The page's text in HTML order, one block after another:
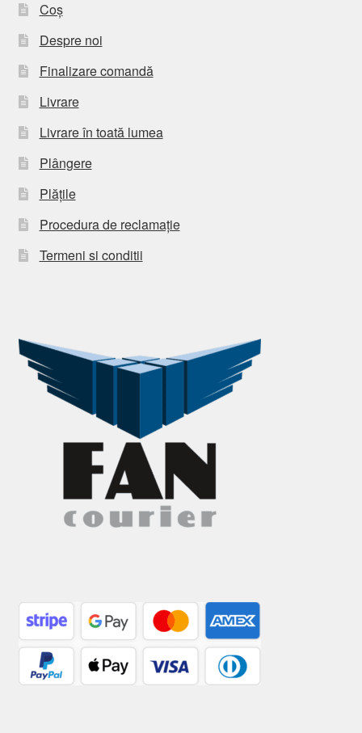
Coș
Despre noi
Finalizare comandă
Livrare
Livrare în toată lumea
Plângere
Plățile
Procedura de reclamație
Termeni si conditii